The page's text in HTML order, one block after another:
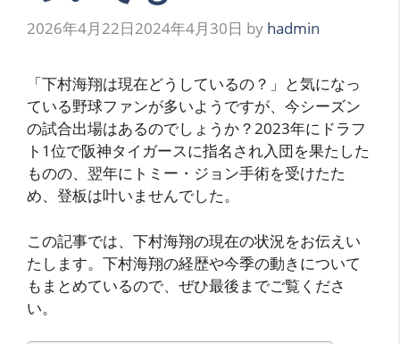
2026年4月22日2024年4月30日 by hadmin
「下村海翔は現在どうしているの？」と気になっ
ている野球ファンが多いようですが、今シーズン
の試合出場はあるのでしょうか？2023年にドラフ
ト1位で阪神タイガースに指名され入団を果たした
ものの、翌年にトミー・ジョン手術を受けたた
め、登板は叶いませんでした。
この記事では、下村海翔の現在の状況をお伝えい
たします。下村海翔の経歴や今季の動きについて
もまとめているので、ぜひ最後までご覧くださ
い。